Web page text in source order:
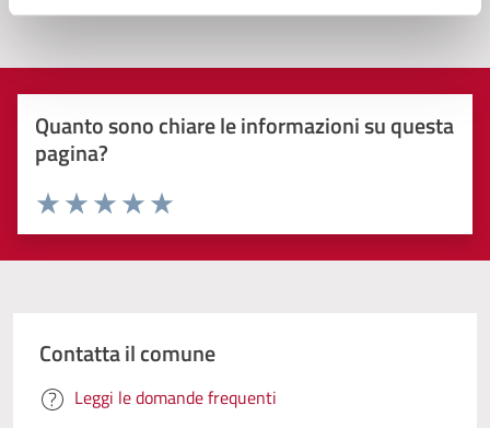
Quanto sono chiare le informazioni su questa
pagina?
Valuta 5 stelle su 5
Valuta 4 stelle su 5
Valuta 3 stelle su 5
Valuta 2 stelle su 5
Valuta 1 stelle su 5
Contatta il comune
Leggi le domande frequenti